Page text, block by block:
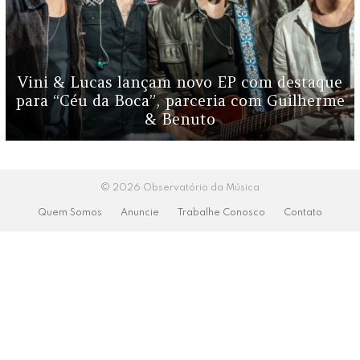
Vini & Lucas lançam novo EP com destaque
para “Céu da Boca”, parceria com Guilherme
& Benuto
© 2026 Observatório da Música
Quem Somos Anuncie Trabalhe Conosco Contato